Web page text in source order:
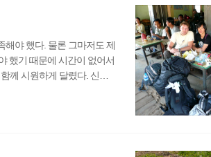
해야 했다. 물론 그마저도 제
했기 때문에 시간이 없어서
께 시원하게 달렸다. 신비
물결이 일어나는데 이 물